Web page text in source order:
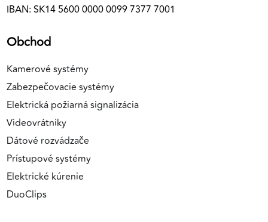
IBAN: SK14 5600 0000 0099 7377 7001
Obchod
Kamerové systémy
Zabezpečovacie systémy
Elektrická požiarná signalizácia
Videovrátniky
Dátové rozvádzače
Prístupové systémy
Elektrické kúrenie
DuoClips